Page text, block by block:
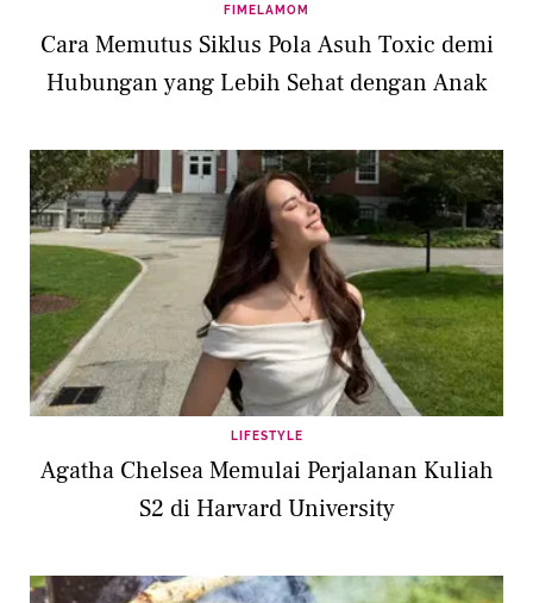
FIMELAMOM
Cara Memutus Siklus Pola Asuh Toxic demi
Hubungan yang Lebih Sehat dengan Anak
LIFESTYLE
Agatha Chelsea Memulai Perjalanan Kuliah
S2 di Harvard University